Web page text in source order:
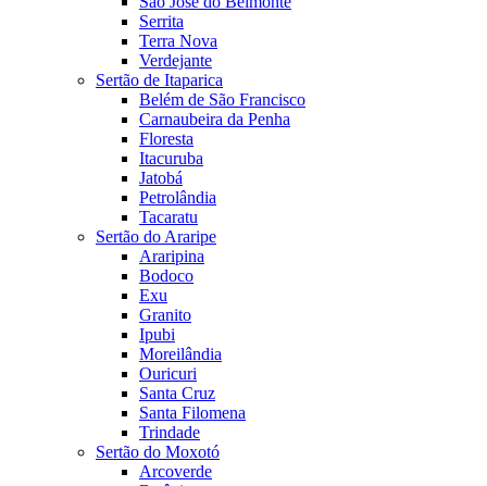
Serrita
Terra Nova
Verdejante
Sertão de Itaparica
Belém de São Francisco
Carnaubeira da Penha
Floresta
Itacuruba
Jatobá
Petrolândia
Tacaratu
Sertão do Araripe
Araripina
Bodoco
Exu
Granito
Ipubi
Moreilândia
Ouricuri
Santa Cruz
Santa Filomena
Trindade
Sertão do Moxotó
Arcoverde